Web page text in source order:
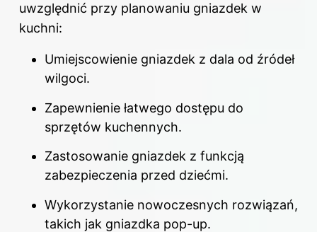
uwzględnić przy planowaniu gniazdek w
kuchni:
Umiejscowienie gniazdek z dala od źródeł
wilgoci.
Zapewnienie łatwego dostępu do
sprzętów kuchennych.
Zastosowanie gniazdek z funkcją
zabezpieczenia przed dziećmi.
Wykorzystanie nowoczesnych rozwiązań,
takich jak gniazdka pop-up.